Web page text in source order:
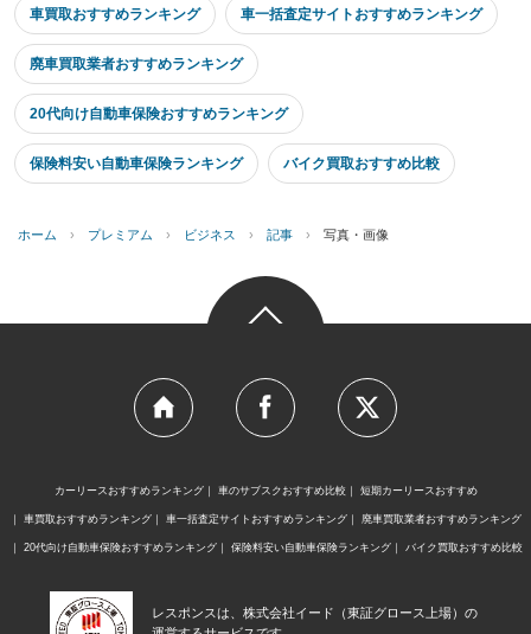
車買取おすすめランキング 車一括査定サイトおすすめランキング
廃車買取業者おすすめランキング
20代向け自動車保険おすすめランキング
保険料安い自動車保険ランキング バイク買取おすすめ比較
ホーム › プレミアム › ビジネス › 記事 › 写真・画像
カーリースおすすめランキング 車のサブスクおすすめ比較 短期カーリースおすすめ
車買取おすすめランキング 車一括査定サイトおすすめランキング 廃車買取業者おすすめランキング
20代向け自動車保険おすすめランキング 保険料安い自動車保険ランキング バイク買取おすすめ比較
レスポンスは、株式会社イード（東証グロース上場）の